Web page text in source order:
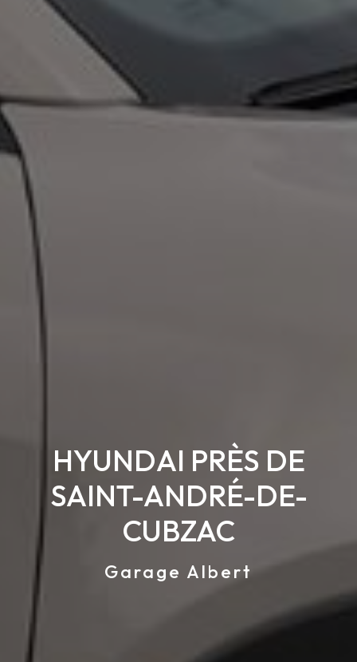
HYUNDAI PRÈS DE
SAINT-ANDRÉ-DE-
CUBZAC
Garage Albert